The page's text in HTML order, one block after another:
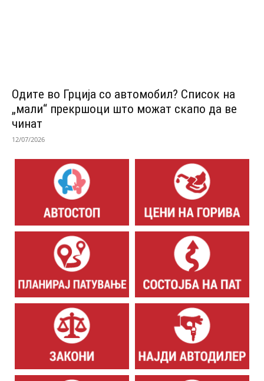
Одитe во Грција со автомобил? Список на
„мали“ прекршоци што можат скапо да ве
чинат
12/07/2026